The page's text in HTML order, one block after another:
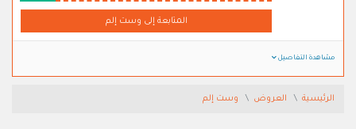
المتابعة إلى وست إلم
مشاهدة التفاصيل
الرئيسية العروض وست إلم